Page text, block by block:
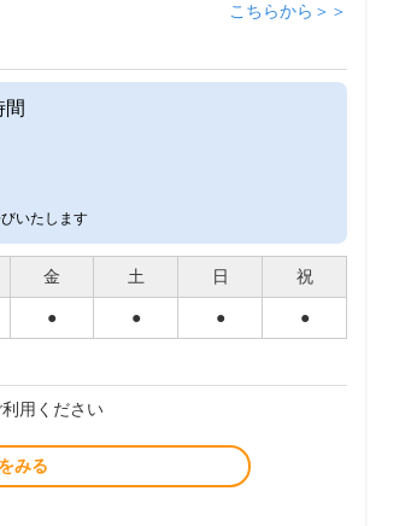
こちらから＞＞
間
いたします
金 土 日 祝
● ● ● ●
用ください
みる